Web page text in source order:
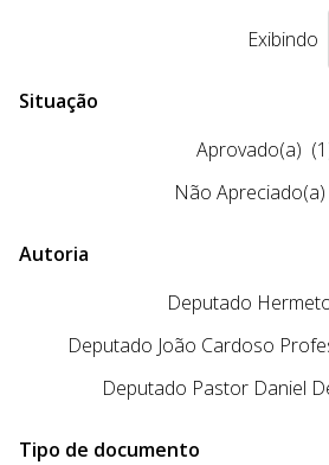
Exibindo
Situação
Aprovado(a)
Não Apreciado(a)
Autoria
Deputado
Deputado João Cardoso
Deputado Pastor Daniel
Tipo de documento